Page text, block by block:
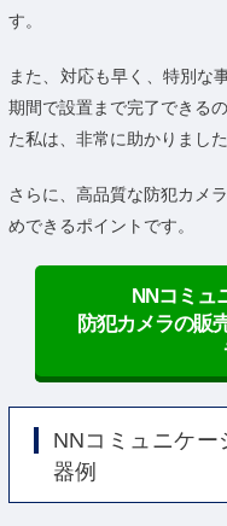
す。
また、対応も早く、特別な
期間で設置まで完了できる
た私は、非常に助かりました
さらに、高品質な防犯カメ
めできるポイントです。
NNコミュ
防犯カメラの販
NNコミュニケー
器例